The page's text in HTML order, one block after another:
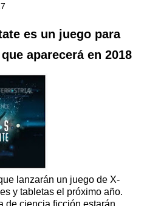
es un juego para
aparecerá en 2018
lanzarán un juego de X-
y tabletas el próximo año.